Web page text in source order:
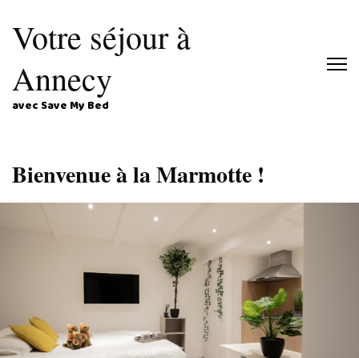
Votre séjour à
Annecy
avec Save My Bed
Bienvenue à la Marmotte !